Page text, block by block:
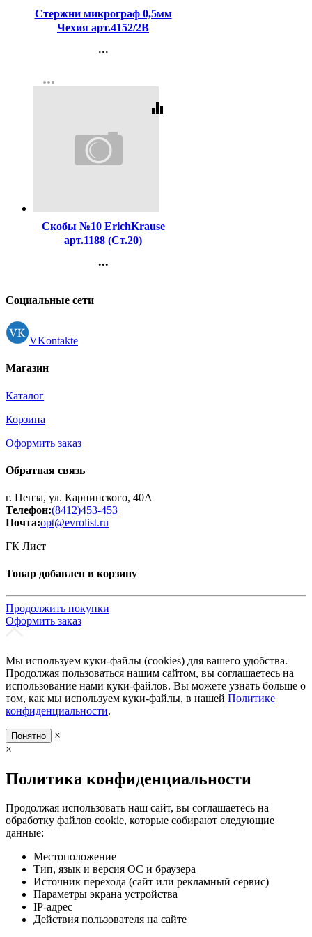
Стержни микрограф 0,5мм
Чехия арт.4152/2В
...
Регистрация
more_horiz
equalizer
Скобы №10 ErichKrause
арт.1188 (Ст.20)
...
Регистрация
Социальные сети
VKontakte
Магазин
Каталог
Корзина
Оформить заказ
Обратная связь
г. Пенза, ул. Карпинского, 40А
Телефон:(8412)453-453
Почта:opt@evrolist.ru
ГК Лист
Товар добавлен в корзину
Продолжить покупки
Оформить заказ
Мы используем куки-файлы (cookies) для вашего удобства.
Продолжая пользоваться нашим сайтом, вы соглашаетесь на
использование нами куки-файлов. Вы можете узнать больше о
том, как мы используем куки-файлы, в нашей Политике
конфиденциальности.
Понятно
×
×
Политика конфиденциальности
Продолжая использовать наш сайт, вы соглашаетесь на
обработку файлов cookie, которые собирают следующие
данные:
Местоположение
Тип, язык и версия ОС и браузера
Источник перехода (сайт или рекламный сервис)
Параметры экрана устройства
IP-адрес
Действия пользователя на сайте